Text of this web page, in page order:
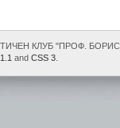
КЛУБ "ПРОФ.
and CSS 3